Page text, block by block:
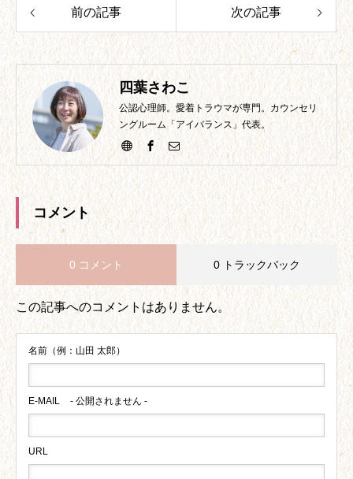
前の記事 次の記事
四葉さわこ
公認心理師。愛着トラウマが専門。カウンセリ
ングルーム「アイバランス」代表。
コメント
0 コメント 0 トラックバック
この記事へのコメントはありません。
名前（例：山田 太郎）
E-MAIL - 公開されません -
URL